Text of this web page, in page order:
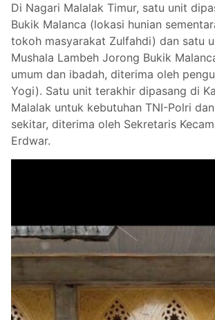
Di Nagari Malalak Timur, satu unit
Bukik Malanca (lokasi hunian
tokoh masyarakat Zulfahdi) dan satu
Mushala Lambeh Jorong Bukik
umum dan ibadah, diterima oleh
Yogi). Satu unit terakhir dipasang di
Malalak untuk kebutuhan TNI-Polri
sekitar, diterima oleh Sekretaris
Erdwar.